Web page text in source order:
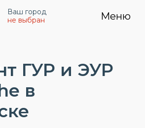
Ваш город
не выбран
Меню
ГУР и ЭУР
в